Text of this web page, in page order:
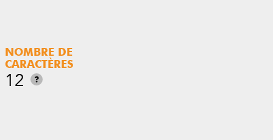
NOMBRE DE
CARACTÈRES
12 ?